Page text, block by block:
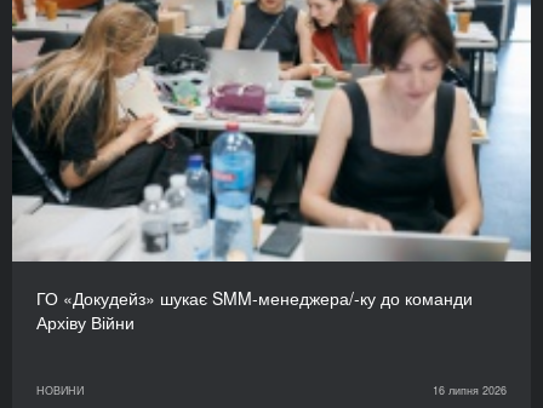
ГО «Докудейз» шукає SMM-менеджера/-ку до команди
Архіву Війни
НОВИНИ 16 липня 2026